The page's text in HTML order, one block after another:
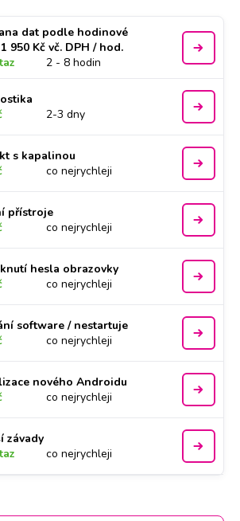
dat podle hodinové
950 Kč vč. DPH / hod.
2 - 8 hodin
2-3 dny
s kapalinou
co nejrychleji
přístroje
co nejrychleji
hesla obrazovky
co nejrychleji
software / nestartuje
co nejrychleji
nového Androidu
co nejrychleji
závady
co nejrychleji